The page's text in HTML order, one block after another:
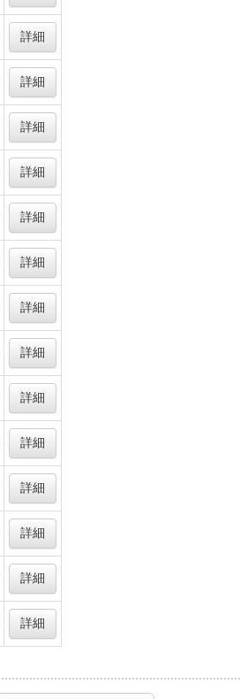
詳細
詳細
詳細
詳細
詳細
詳細
詳細
詳細
詳細
詳細
詳細
詳細
詳細
詳細